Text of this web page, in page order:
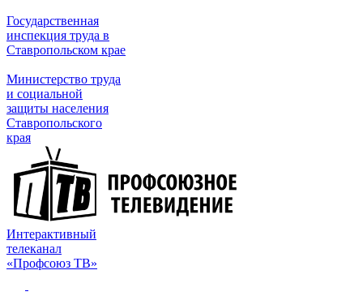
Государственная
инспекция труда в
Ставропольском крае
Министерство труда
и социальной
защиты населения
Ставропольского
края
Интерактивный
телеканал
«Профсоюз ТВ»